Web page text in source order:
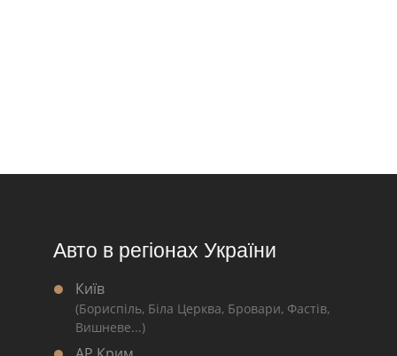
Авто в регіонах України
Київ
(Бориспіль, Біла Церква, Бровари, Фастів,
Вишневе...)